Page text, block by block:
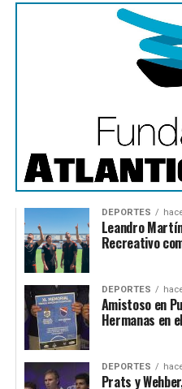
DEPORTES
Leandro
Recreativo
DEPORTES
Amistoso en
Hermanas en
DEPORTES
Prats y